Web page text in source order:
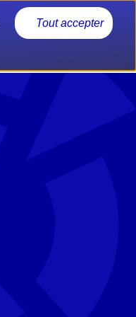
Tout accepter